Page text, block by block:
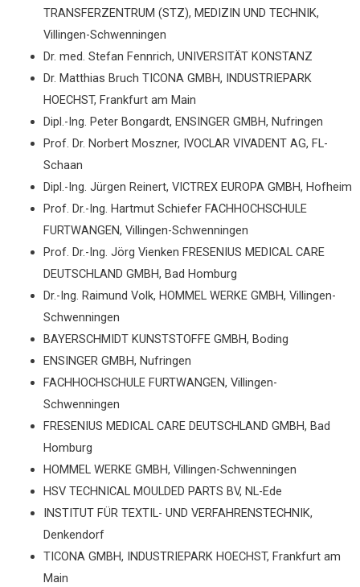
TRANSFERZENTRUM (STZ), MEDIZIN UND TECHNIK,
Villingen-Schwenningen
Dr. med. Stefan Fennrich, UNIVERSITÄT KONSTANZ
Dr. Matthias Bruch TICONA GMBH, INDUSTRIEPARK
HOECHST, Frankfurt am Main
Dipl.-Ing. Peter Bongardt, ENSINGER GMBH, Nufringen
Prof. Dr. Norbert Moszner, IVOCLAR VIVADENT AG, FL-
Schaan
Dipl.-Ing. Jürgen Reinert, VICTREX EUROPA GMBH, Hofheim
Prof. Dr.-Ing. Hartmut Schiefer FACHHOCHSCHULE
FURTWANGEN, Villingen-Schwenningen
Prof. Dr.-Ing. Jörg Vienken FRESENIUS MEDICAL CARE
DEUTSCHLAND GMBH, Bad Homburg
Dr.-Ing. Raimund Volk, HOMMEL WERKE GMBH, Villingen-
Schwenningen
BAYERSCHMIDT KUNSTSTOFFE GMBH, Boding
ENSINGER GMBH, Nufringen
FACHHOCHSCHULE FURTWANGEN, Villingen-
Schwenningen
FRESENIUS MEDICAL CARE DEUTSCHLAND GMBH, Bad
Homburg
HOMMEL WERKE GMBH, Villingen-Schwenningen
HSV TECHNICAL MOULDED PARTS BV, NL-Ede
INSTITUT FÜR TEXTIL- UND VERFAHRENSTECHNIK,
Denkendorf
TICONA GMBH, INDUSTRIEPARK HOECHST, Frankfurt am
Main